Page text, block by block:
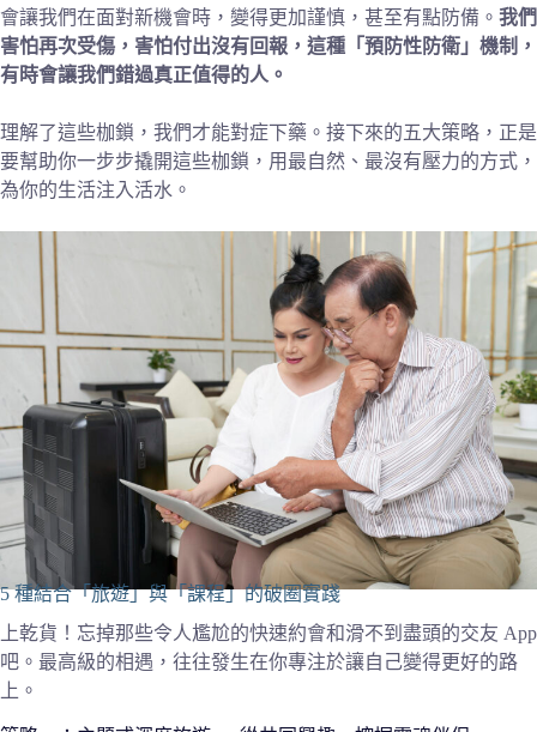
會讓我們在面對新機會時，變得更加謹慎，甚至有點防備。 我們
害怕再次受傷，害怕付出沒有回報，這種「預防性防衛」機制，
有時會讓我們錯過真正值得的人。
理解了這些枷鎖，我們才能對症下藥。接下來的五大策略，正是
要幫助你一步步撬開這些枷鎖，用最自然、最沒有壓力的方式，
為你的生活注入活水。
5 種結合「旅遊」與「課程」的破圈實踐
上乾貨！忘掉那些令人尷尬的快速約會和滑不到盡頭的交友 App
吧。最高級的相遇，往往發生在你專注於讓自己變得更好的路
上。